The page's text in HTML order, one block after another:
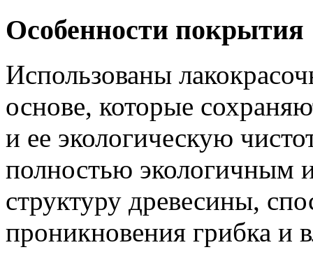
Особенности покрытия
Использованы
основе, которые
и ее экологическую
полностью экологичным
структуру древесины,
проникновения грибка и